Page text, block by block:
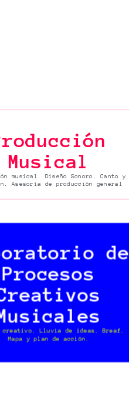
Musical
musical. Diseño Sonoro. Canto y
Asesoría de producción general
de
Procesos
creativo. Lluvia de ideas. Breaf.
Mapa y plan de acción.